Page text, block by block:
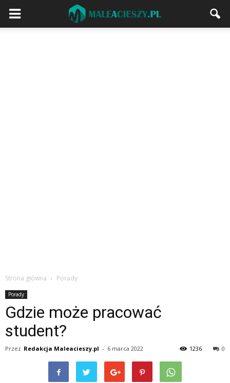
Strona główna Porady
Porady
Gdzie może pracować
student?
Przez Redakcja Maleacieszy.pl - 6 marca 2022 0
1236